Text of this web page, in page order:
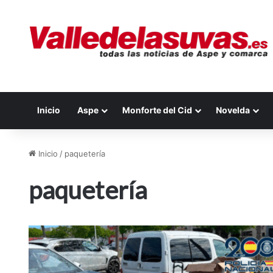
Inicio Aspe Monforte del Cid Novelda
Inicio / paquetería
paquetería